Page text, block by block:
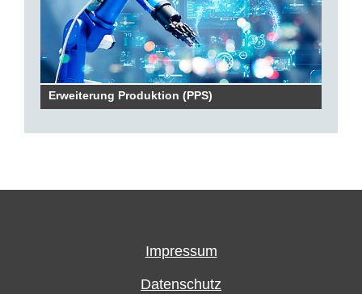
Erweiterung Produktion (PPS)
Impressum
Datenschutz